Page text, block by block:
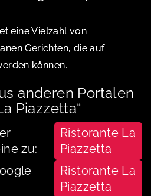
eine Vielzahl von
Gerichten, die auf
können.
anderen Portalen
Piazzetta“
zu:
Ristorante La
Piazzetta
Ristorante La
Piazzetta